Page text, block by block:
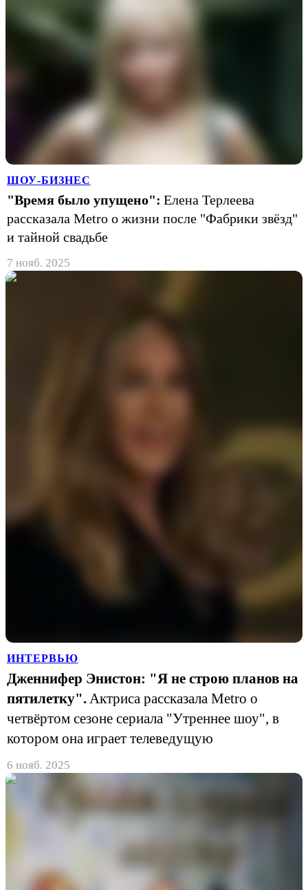
ШОУ-БИЗНЕС
"Время было упущено": Елена Терлеева
рассказала Metro о жизни после "Фабрики звёзд"
и тайной свадьбе
7 нояб. 2025
ИНТЕРВЬЮ
Дженнифер Энистон: "Я не строю планов на
пятилетку". Актриса рассказала Metro о
четвёртом сезоне сериала "Утреннее шоу", в
котором она играет телеведущую
6 нояб. 2025